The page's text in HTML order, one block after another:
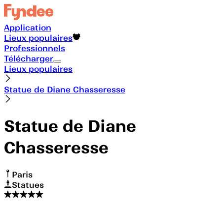
Application
Lieux populaires
Professionnels
Télécharger
Lieux populaires
Statue de Diane Chasseresse
Statue de Diane
Chasseresse
Paris
Statues